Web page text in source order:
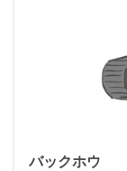
バックホウ